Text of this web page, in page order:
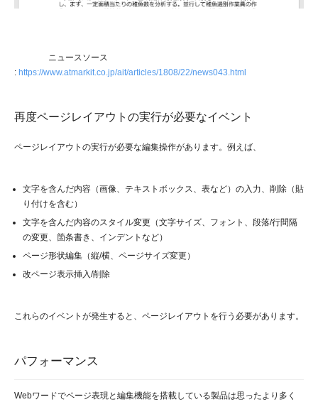
ニュースソース
: https://www.atmarkit.co.jp/ait/articles/1808/22/news043.html
再度ページレイアウトの実行が必要なイベント
ページレイアウトの実行が必要な編集操作があります。例えば、
文字を含んだ内容（画像、テキストボックス、表など）の入力、削除（貼
り付けを含む）
文字を含んだ内容のスタイル変更（文字サイズ、フォント、段落/行間隔
の変更、箇条書き、インデントなど）
ページ形状編集（縦/横、ページサイズ変更）
改ページ表示挿入/削除
これらのイベントが発生すると、ページレイアウトを行う必要があります。
パフォーマンス
Webワードでページ表現と編集機能を搭載している製品は思ったより多く